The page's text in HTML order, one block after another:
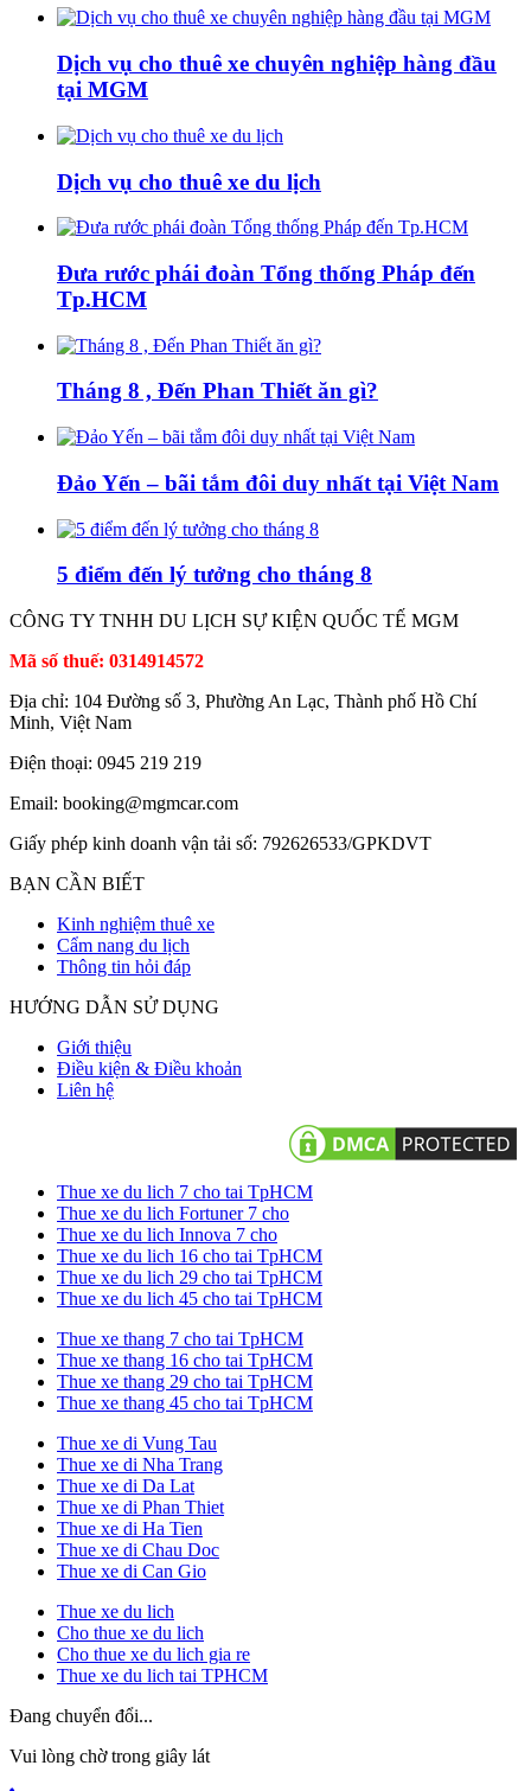
Dịch vụ cho thuê xe chuyên nghiệp hàng đầu
tại MGM
Dịch vụ cho thuê xe du lịch
Đưa rước phái đoàn Tổng thống Pháp đến
Tp.HCM
Tháng 8 , Đến Phan Thiết ăn gì?
Đảo Yến – bãi tắm đôi duy nhất tại Việt Nam
5 điểm đến lý tưởng cho tháng 8
CÔNG TY TNHH DU LỊCH SỰ KIỆN QUỐC TẾ MGM
Mã số thuế: 0314914572
Địa chỉ: 104 Đường số 3, Phường An Lạc, Thành phố Hồ Chí
Minh, Việt Nam
Điện thoại: 0945 219 219
Email: booking@mgmcar.com
Giấy phép kinh doanh vận tải số: 792626533/GPKDVT
BẠN CẦN BIẾT
Kinh nghiệm thuê xe
Cẩm nang du lịch
Thông tin hỏi đáp
HƯỚNG DẪN SỬ DỤNG
Giới thiệu
Điều kiện & Điều khoản
Liên hệ
Thue xe du lich 7 cho tai TpHCM
Thue xe du lich Fortuner 7 cho
Thue xe du lich Innova 7 cho
Thue xe du lich 16 cho tai TpHCM
Thue xe du lich 29 cho tai TpHCM
Thue xe du lich 45 cho tai TpHCM
Thue xe thang 7 cho tai TpHCM
Thue xe thang 16 cho tai TpHCM
Thue xe thang 29 cho tai TpHCM
Thue xe thang 45 cho tai TpHCM
Thue xe di Vung Tau
Thue xe di Nha Trang
Thue xe di Da Lat
Thue xe di Phan Thiet
Thue xe di Ha Tien
Thue xe di Chau Doc
Thue xe di Can Gio
Thue xe du lich
Cho thue xe du lich
Cho thue xe du lich gia re
Thue xe du lich tai TPHCM
Đang chuyển đổi...
Vui lòng chờ trong giây lát